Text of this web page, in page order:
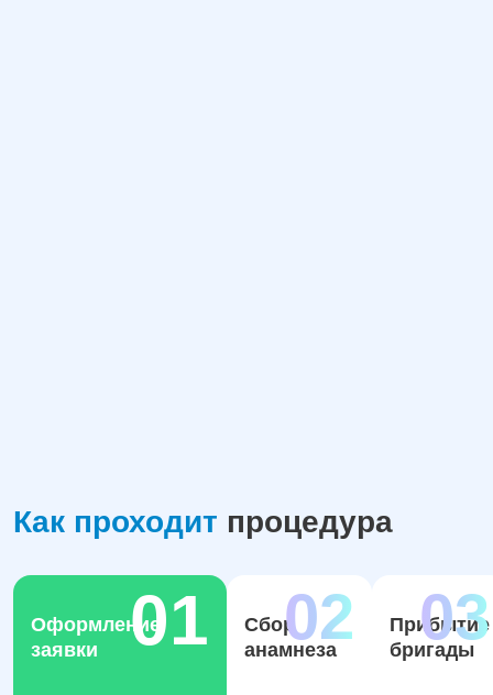
Как проходит процедура
Оформление
заявки
Сбор
анамнеза
Прибытие
бригады